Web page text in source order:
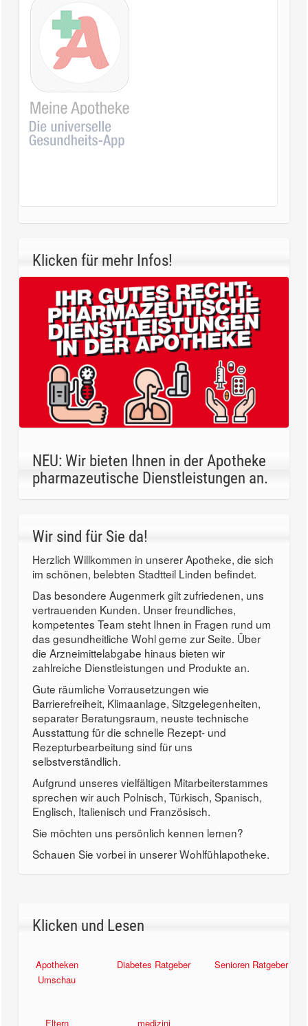
Klicken für mehr Infos!
NEU: Wir bieten Ihnen in der Apotheke
pharmazeutische Dienstleistungen an.
Wir sind für Sie da!
Herzlich Willkommen in unserer Apotheke, die sich
im schönen, belebten Stadtteil Linden befindet.
Das besondere Augenmerk gilt zufriedenen, uns
vertrauenden Kunden. Unser freundliches,
kompetentes Team steht Ihnen in Fragen rund um
das gesundheitliche Wohl gerne zur Seite. Über
die Arzneimittelabgabe hinaus bieten wir
zahlreiche Dienstleistungen und Produkte an.
Gute räumliche Vorrausetzungen wie
Barrierefreiheit, Klimaanlage, Sitzgelegenheiten,
separater Beratungsraum, neuste technische
Ausstattung für die schnelle Rezept- und
Rezepturbearbeitung sind für uns
selbstverständlich.
Aufgrund unseres vielfältigen Mitarbeiterstammes
sprechen wir auch Polnisch, Türkisch, Spanisch,
Englisch, Italienisch und Französisch.
Sie möchten uns persönlich kennen lernen?
Schauen Sie vorbei in unserer Wohlfühlapotheke.
Klicken und Lesen
Apotheken
Umschau
Diabetes Ratgeber Senioren Ratgeber
Eltern medizini